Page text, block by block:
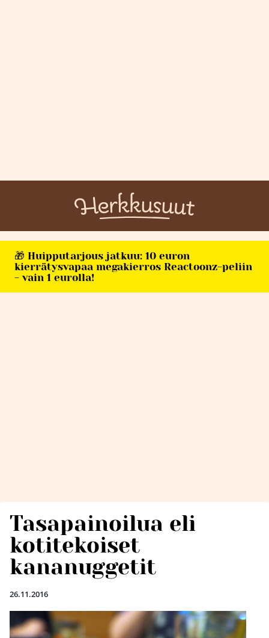
🎁 Huipputarjous jatkuu: 10 euron
kierrätysvapaa megakierros Reactoonz-peliin
- vain 1 eurolla!
Tasapainoilua eli
kotitekoiset
kananuggetit
26.11.2016